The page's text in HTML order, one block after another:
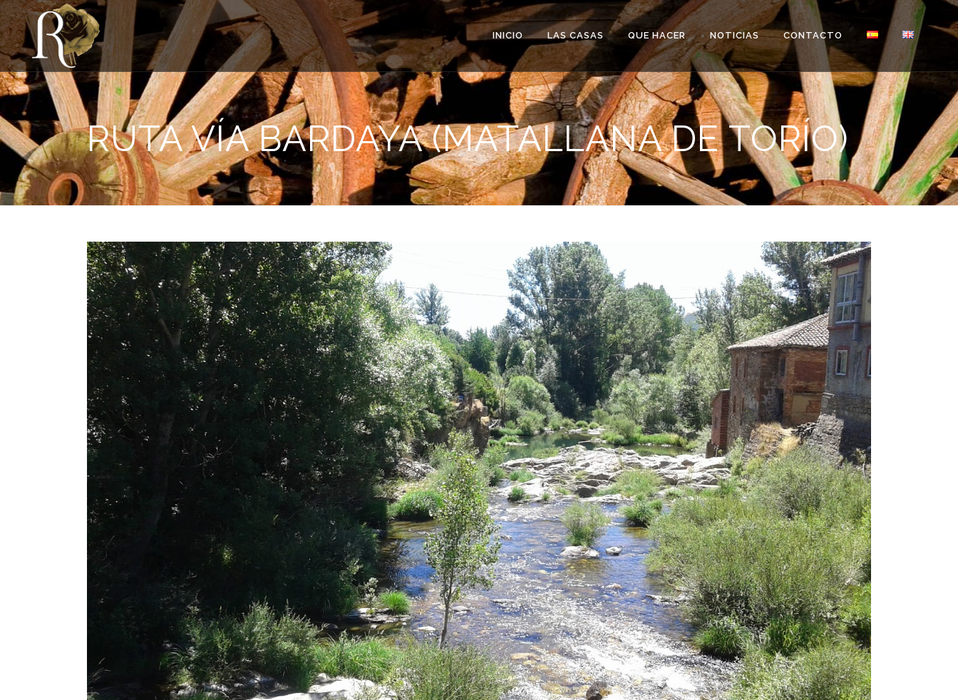
INICIO LAS CASAS QUE HACER NOTICIAS CONTACTO
RUTA VÍA BARDAYA (MATALLANA DE TORÍO)